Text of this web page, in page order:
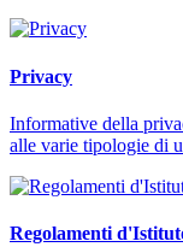
Privacy
Informative della
alle varie tipologie di
Regolamenti